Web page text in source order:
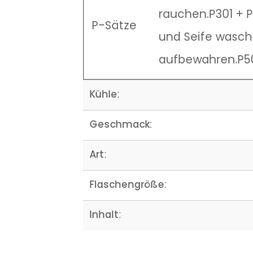
P-Sätze
rauchen.P301 +
und Seife
Kühle:
Geschmack:
Art:
Flaschengröße:
Inhalt: